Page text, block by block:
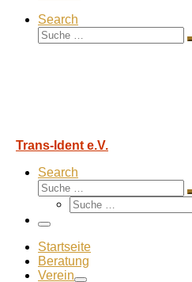
Search
Suche
Trans-Ident e.V.
Search
Suche
Suche
Menü
Startseite
Beratung
Verein